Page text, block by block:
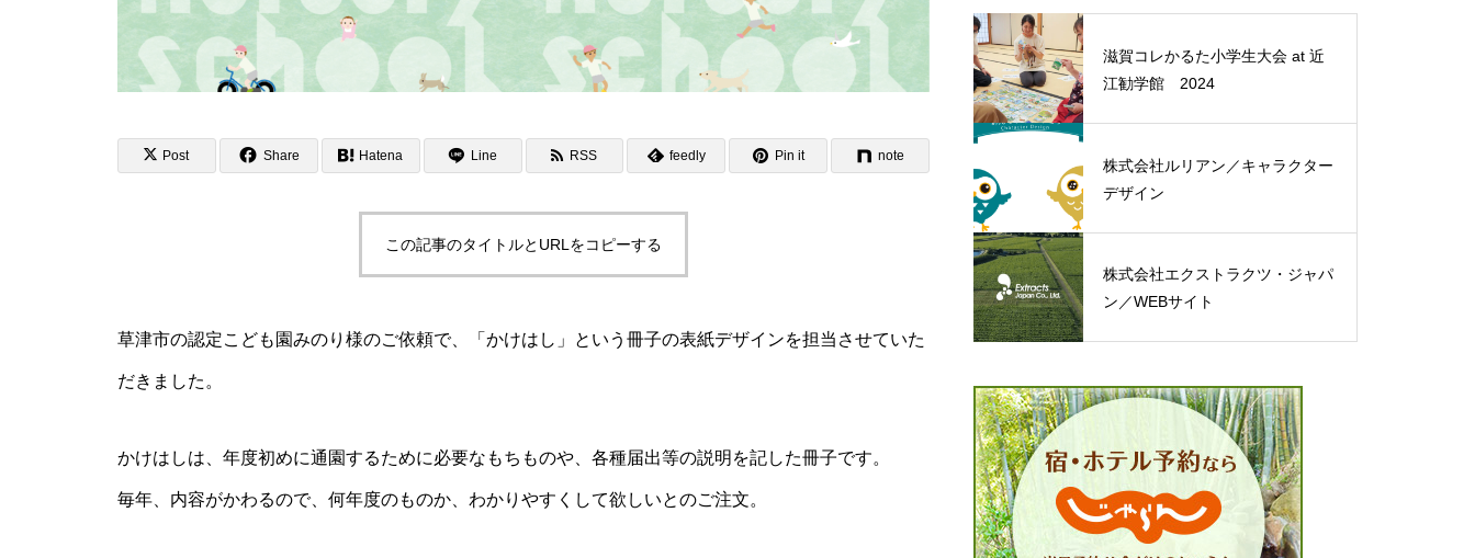
Post Share Hatena Line RSS feedly Pin it note
この記事のタイトルとURLをコピーする
草津市の認定こども園みのり様のご依頼で、「かけはし」という冊子の表紙デザインを担当させていた
だきました。
かけはしは、年度初めに通園するために必要なもちものや、各種届出等の説明を記した冊子です。
毎年、内容がかわるので、何年度のものか、わかりやすくして欲しいとのご注文。
滋賀コレかるた小学生大会 at 近
江勧学館 2024
株式会社ルリアン／キャラクター
デザイン
株式会社エクストラクツ・ジャパ
ン／WEBサイト